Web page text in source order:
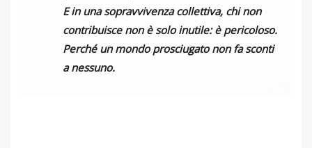
E in una sopravvivenza collettiva, chi non
contribuisce non è solo inutile: è pericoloso.
Perché un mondo prosciugato non fa sconti
a nessuno.